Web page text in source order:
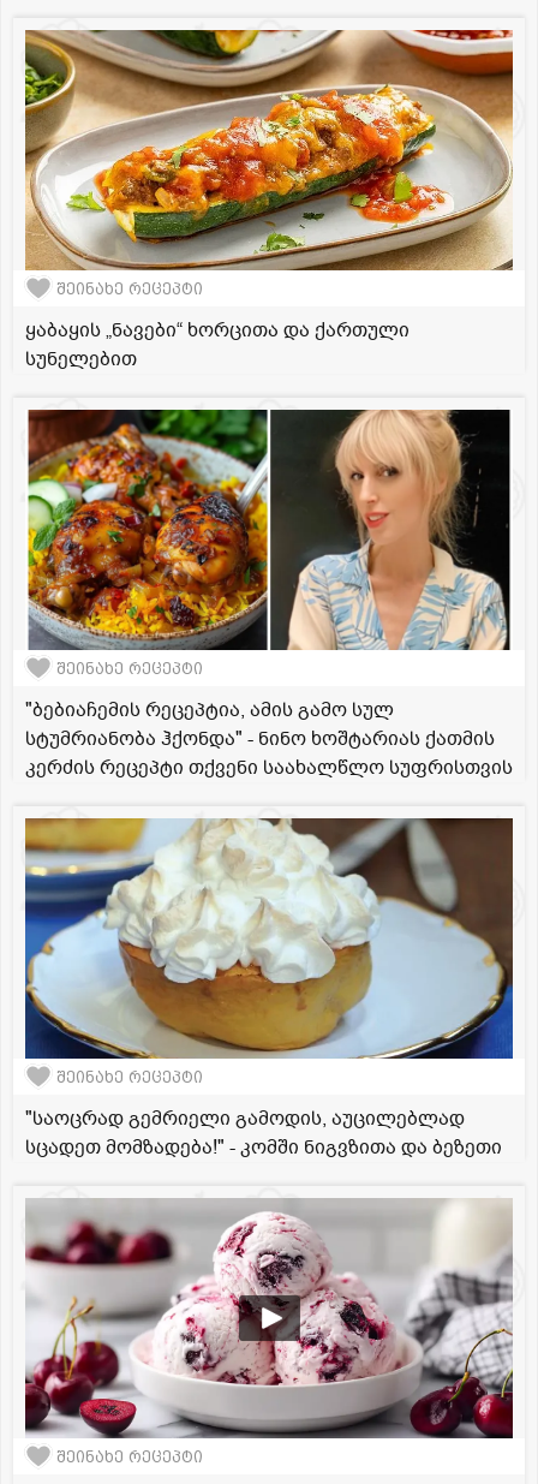
შეინახე რეცეპტი
ყაბაყის „ნავები“ ხორცითა და ქართული
სუნელებით
შეინახე რეცეპტი
"ბებიაჩემის რეცეპტია, ამის გამო სულ
სტუმრიანობა ჰქონდა" - ნინო ხოშტარიას ქათმის
კერძის რეცეპტი თქვენი საახალწლო სუფრისთვის
შეინახე რეცეპტი
"საოცრად გემრიელი გამოდის, აუცილებლად
სცადეთ მომზადება!" - კომში ნიგვზითა და ბეზეთი
შეინახე რეცეპტი